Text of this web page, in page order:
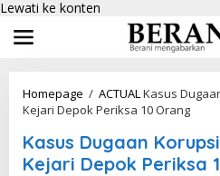
Lewati ke konten
Homepage / ACTUALKasus
Kejari Depok Periksa 10 Orang
Kasus Dugaan
Kejari Depok Periksa